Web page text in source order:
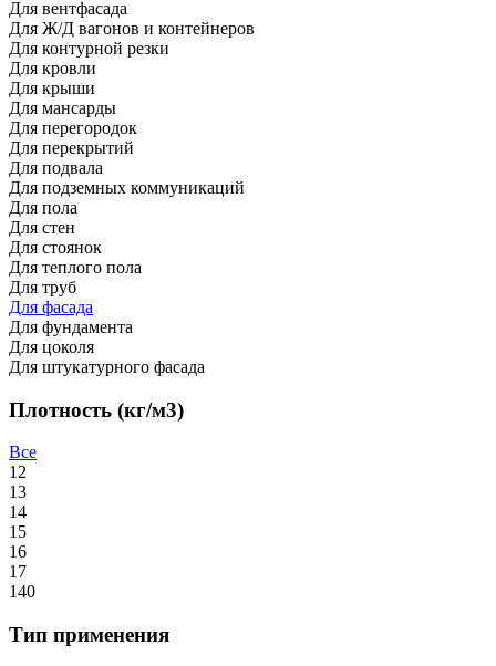
Для вентфасада
Для Ж/Д вагонов и контейнеров
Для контурной резки
Для кровли
Для крыши
Для мансарды
Для перегородок
Для перекрытий
Для подвала
Для подземных коммуникаций
Для пола
Для стен
Для стоянок
Для теплого пола
Для труб
Для фасада
Для фундамента
Для цоколя
Для штукатурного фасада
Плотность (кг/м3)
Все
12
13
14
15
16
17
140
Тип применения